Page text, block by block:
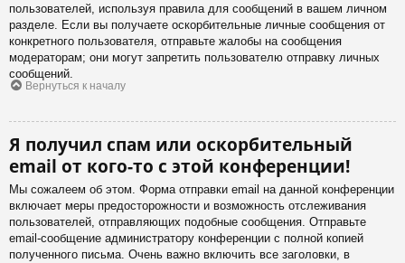
пользователей, используя правила для сообщений в вашем личном
разделе. Если вы получаете оскорбительные личные сообщения от
конкретного пользователя, отправьте жалобы на сообщения
модераторам; они могут запретить пользователю отправку личных
сообщений.
Вернуться к началу
Я получил спам или оскорбительный
email от кого-то с этой конференции!
Мы сожалеем об этом. Форма отправки email на данной конференции
включает меры предосторожности и возможность отслеживания
пользователей, отправляющих подобные сообщения. Отправьте
email-сообщение администратору конференции с полной копией
полученного письма. Очень важно включить все заголовки, в